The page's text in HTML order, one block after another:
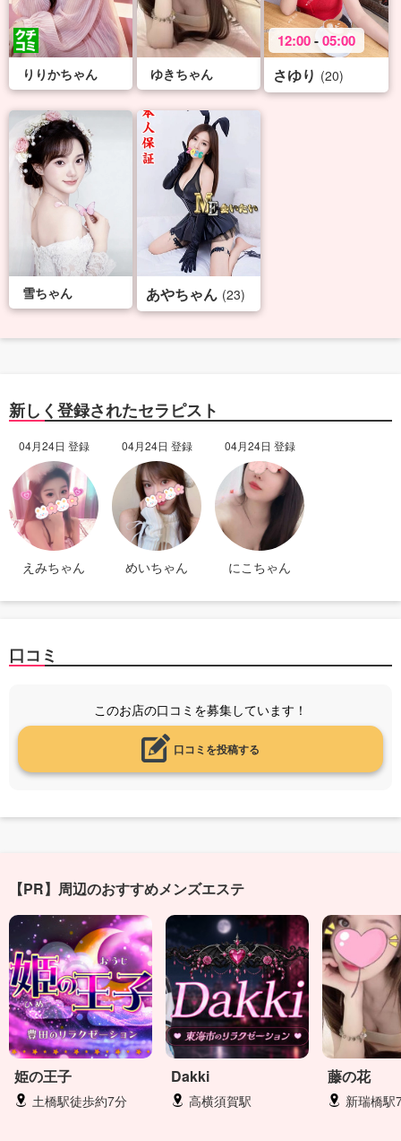
りりかちゃん ゆきちゃん
12:00-05:00
さゆり (20)
雪ちゃん あやちゃん (23)
新しく登録されたセラピスト
04月24日 登録
えみちゃん
04月24日 登録
めいちゃん
04月24日 登録
にこちゃん
口コミ
このお店の口コミを募集しています！
口コミを投稿する
【PR】周辺のおすすめメンズエステ
姫の王子
土橋駅徒歩約7分
Dakki
高横須賀駅
藤の花
新瑞橋駅7